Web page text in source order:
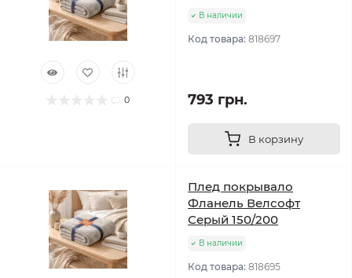
0
В наличии
Код товара: 818697
793 грн.
В корзину
Плед покрывало
Фланель Велсофт
Серый 150/200
В наличии
Код товара: 818695